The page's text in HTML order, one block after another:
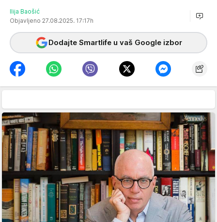
Ilija Baošić
Objavljeno 27.08.2025. 17:17h
Dodajte Smartlife u vaš Google izbor